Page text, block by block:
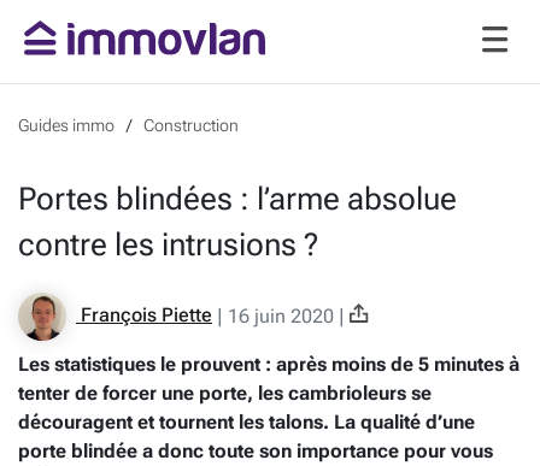
Guides immo Construction
Portes blindées : l’arme absolue
contre les intrusions ?
François Piette | 16 juin 2020 |
Les statistiques le prouvent : après moins de 5 minutes à
tenter de forcer une porte, les cambrioleurs se
découragent et tournent les talons. La qualité d’une
porte blindée a donc toute son importance pour vous